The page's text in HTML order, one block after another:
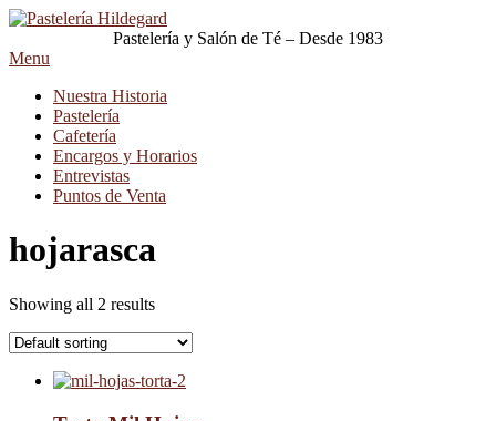
Pastelería y Salón de Té – Desde 1983
Menu
Nuestra Historia
Pastelería
Cafetería
Encargos y Horarios
Entrevistas
Puntos de Venta
hojarasca
Showing all 2 results